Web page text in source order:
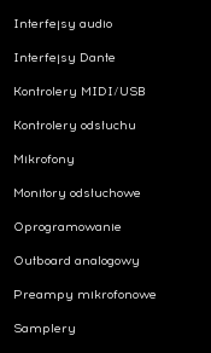
Interfejsy audio
Interfejsy Dante
Kontrolery MIDI/USB
Kontrolery odsłuchu
Mikrofony
Monitory odsłuchowe
Oprogramowanie
Outboard analogowy
Preampy mikrofonowe
Samplery